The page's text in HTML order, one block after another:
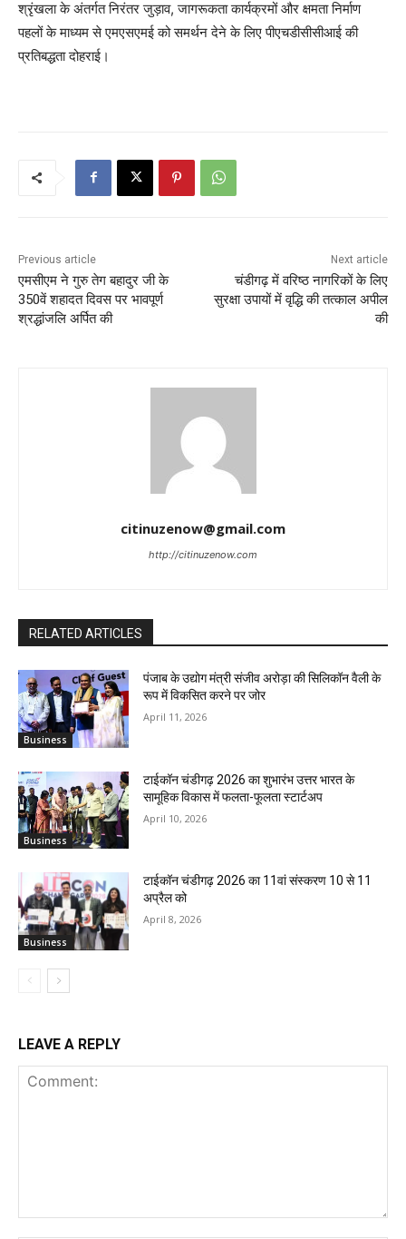
श्रृंखला के अंतर्गत निरंतर जुड़ाव, जागरूकता कार्यक्रमों और क्षमता निर्माण
पहलों के माध्यम से एमएसएमई को समर्थन देने के लिए पीएचडीसीसीआई की
प्रतिबद्धता दोहराई।
Previous article
एमसीएम ने गुरु तेग बहादुर जी के
350वें शहादत दिवस पर भावपूर्ण
श्रद्धांजलि अर्पित की
Next article
चंडीगढ़ में वरिष्ठ नागरिकों के लिए
सुरक्षा उपायों में वृद्धि की तत्काल अपील
की
citinuzenow@gmail.com
http://citinuzenow.com
RELATED ARTICLES
Business
पंजाब के उद्योग मंत्री संजीव अरोड़ा की सिलिकॉन वैली के
रूप में विकसित करने पर जोर
April 11, 2026
Business
टाईकॉन चंडीगढ़ 2026 का शुभारंभ उत्तर भारत के
सामूहिक विकास में फलता-फूलता स्टार्टअप
April 10, 2026
Business
टाईकॉन चंडीगढ़ 2026 का 11वां संस्करण 10 से 11
अप्रैल को
April 8, 2026
LEAVE A REPLY